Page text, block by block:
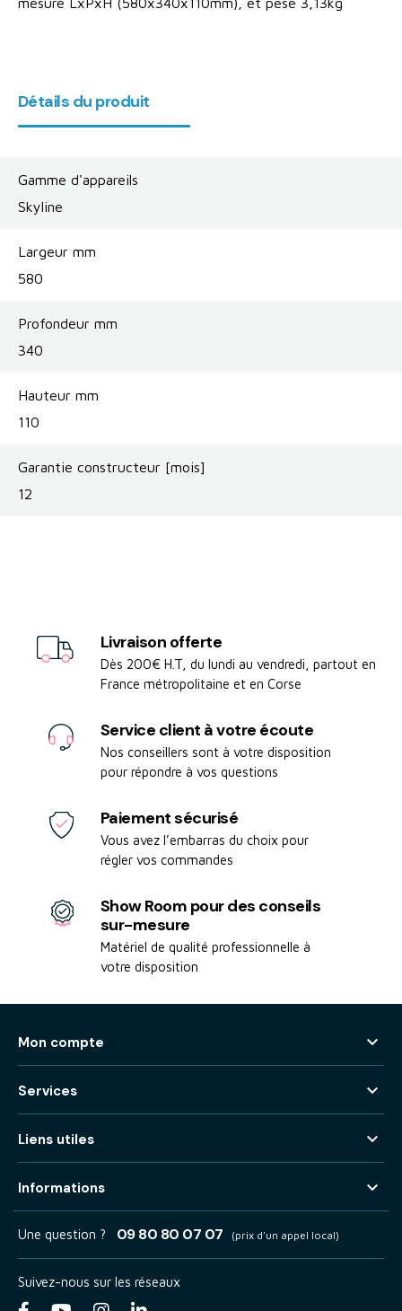
Détails du produit
Gamme d'appareils
Skyline
Largeur mm
580
Profondeur mm
340
Hauteur mm
110
Garantie constructeur [mois]
12
Livraison offerte
Dès 200€ H.T, du lundi au vendredi, partout en
France métropolitaine et en Corse
Service client à votre écoute
Nos conseillers sont à votre disposition
pour répondre à vos questions
Paiement sécurisé
Vous avez l’embarras du choix pour
régler vos commandes
Show Room pour des conseils
sur-mesure
Matériel de qualité professionnelle à
votre disposition
Mon compte 
Services 
Liens utiles 
Informations 
Une question ? 09 80 80 07 07 (prix d'un appel local)
Suivez-nous sur les réseaux